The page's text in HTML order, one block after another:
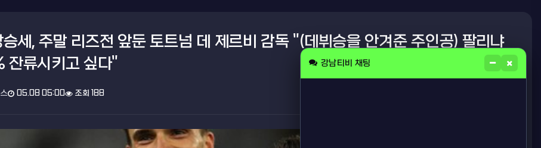
세, 주말 리즈전 앞둔 토트넘 데 제르비 감독 "(데뷔승을 안겨준 주인공) 팔리냐
잔류시키고 싶다"
05.08 05:00 조회 188
강남티비 채팅